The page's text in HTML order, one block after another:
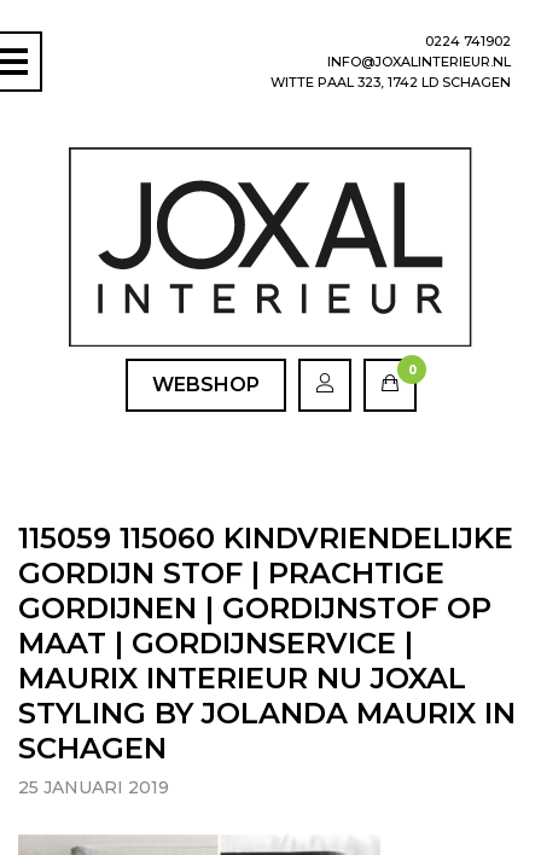
0224 741902
INFO@JOXALINTERIEUR.NL
WITTE PAAL 323, 1742 LD SCHAGEN
WEBSHOP
0
115059 115060 KINDVRIENDELIJKE
GORDIJN STOF | PRACHTIGE
GORDIJNEN | GORDIJNSTOF OP
MAAT | GORDIJNSERVICE |
MAURIX INTERIEUR NU JOXAL
STYLING BY JOLANDA MAURIX IN
SCHAGEN
25 JANUARI 2019